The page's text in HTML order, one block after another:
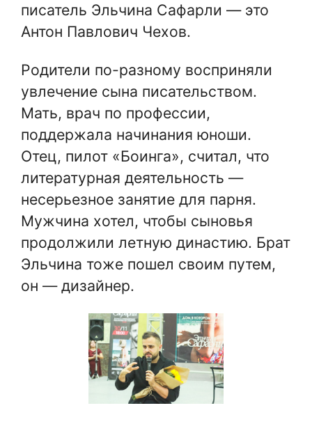
писатель Эльчина Сафарли — это
Антон Павлович Чехов.
Родители по-разному восприняли
увлечение сына писательством.
Мать, врач по профессии,
поддержала начинания юноши.
Отец, пилот «Боинга», считал, что
литературная деятельность —
несерьезное занятие для парня.
Мужчина хотел, чтобы сыновья
продолжили летную династию. Брат
Эльчина тоже пошел своим путем,
он — дизайнер.